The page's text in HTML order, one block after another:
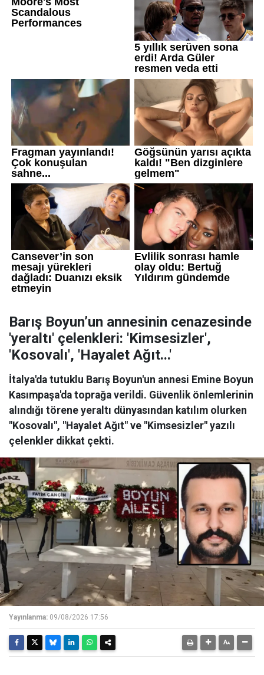
Barış Boyun’un annesinin cenazesinde
'yeraltı' çelenkleri: 'Kimsesizler',
'Kosovalı', 'Hayalet Ağıt...'
İtalya'da tutuklu Barış Boyun'un annesi Emine Boyun
Kasımpaşa'da toprağa verildi. Güvenlik önlemlerinin
alındığı törene yeraltı dünyasından katılım olurken
"Kosovalı", "Hayalet Ağıt" ve "Kimsesizler" yazılı
çelenkler dikkat çekti.
Yayınlanma: 09/08/2026 17:56